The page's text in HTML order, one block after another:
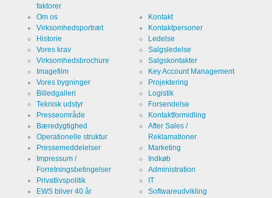
faktorer
Om os
Virksomhedsportræt
Historie
Vores krav
Virksomhedsbrochure
Imagefilm
Vores bygninger
Billedgalleri
Teknisk udstyr
Presseområde
Bæredygtighed
Operationelle struktur
Pressemeddelelser
Impressum /
Forretningsbetingelser
Privatlivspolitik
EWS bliver 40 år
Kontakt
Kontaktpersoner
Ledelse
Salgsledelse
Salgskontakter
Key Account Management
Projektering
Logistik
Forsendelse
Kontaktformidling
After Sales /
Reklamationer
Marketing
Indkøb
Administration
IT
Softwareudvikling